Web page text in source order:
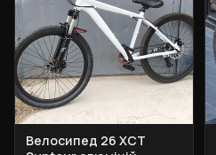
Велосипед 26 XCT